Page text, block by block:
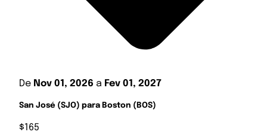
De Nov 01, 2026 a Fev 01, 2027
San José (SJO) para Boston (BOS)
$165